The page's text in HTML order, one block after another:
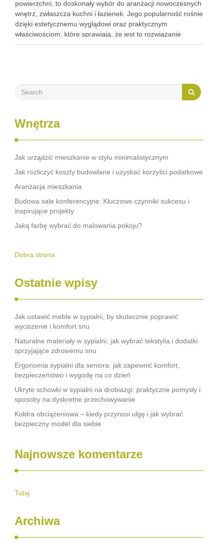
powierzchni, to doskonały wybór do aranżacji nowoczesnych
wnętrz, zwłaszcza kuchni i łazienek. Jego popularność rośnie
dzięki estetycznemu wyglądowi oraz praktycznym
właściwościom, które sprawiają, że jest to rozwiązanie
wyjątkowo trwałe i łatwe w utrzymaniu. W kuchniach Lacobel
Wnętrza
Jak urządzić mieszkanie w stylu minimalistycznym
Jak rozliczyć koszty budowlane i uzyskać korzyści podatkowe
Aranżacja mieszkania
Budowa sale konferencyjne: Kluczowe czynniki sukcesu i
inspirujące projekty
Jaką farbę wybrać do malowania pokoju?
Dobra strona
Ostatnie wpisy
Jak ustawić meble w sypialni, by skutecznie poprawić
wyciszenie i komfort snu
Naturalne materiały w sypialni: jak wybrać tekstylia i dodatki
sprzyjające zdrowemu snu
Ergonomia sypialni dla seniora: jak zapewnić komfort,
bezpieczeństwo i wygodę na co dzień
Ukryte schowki w sypialni na drobiazgi: praktyczne pomysły i
sposoby na dyskretne przechowywanie
Kołdra obciążeniowa – kiedy przynosi ulgę i jak wybrać
bezpieczny model dla siebie
Najnowsze komentarze
Tutaj
Archiwa